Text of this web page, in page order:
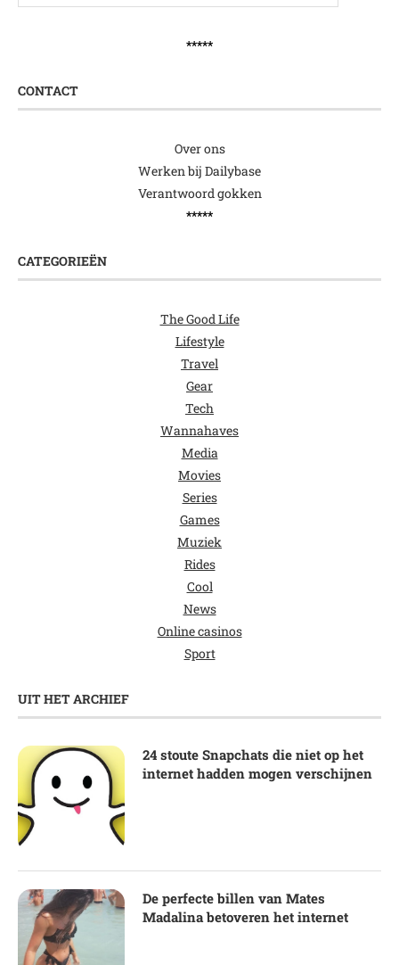
*****
CONTACT
Over ons
Werken bij Dailybase
Verantwoord gokken
*****
CATEGORIEËN
The Good Life
Lifestyle
Travel
Gear
Tech
Wannahaves
Media
Movies
Series
Games
Muziek
Rides
Cool
News
Online casinos
Sport
UIT HET ARCHIEF
24 stoute Snapchats die niet op het
internet hadden mogen verschijnen
De perfecte billen van Mates
Madalina betoveren het internet